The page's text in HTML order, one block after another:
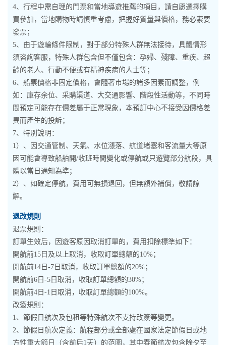
4、行程中需自理的門票和當地導遊推薦的項目，請自愿選擇購
買參加，當地購物時請慎重考慮，把握好質量與價格，務必索要
發票；
5、由于遊輪條件限制，對于部分特殊人群無法接待，具體情形
須咨詢客服，特殊人群包含但不僅包含：孕婦、殘障、重疾、超
齡的老人、行動不便或有精神疾病的人士等；
6、船票價格非固定價格，會隨著市場的諸多因素而調整，例
如：庫存余位、采購渠道、大交通影響、階段性活動等，不同時
間預定可能存在價差屬于正常現象，本預訂中心不接受因價格差
異而產生的投訴；
7、特別說明：
1）、因交通管制、天氣、水位漲落、航道堵塞和客流量大等原
因可能會導致船舶開/收班時間變化或停航或只遊覽部分航段，具
體以當日通知為準；
2）、如確定停航，費用可無損退回，但無額外補償，敬請諒
解。
退改規則
退票規則：
訂單生效后，因遊客原因取消訂單的，費用扣除標準如下：
開航前15日及以上取消，收取訂單總額的10%；
開航前14日-7日取消，收取訂單總額的20%；
開航前6日-5日取消，收取訂單總額的30%；
開航前4日-1日取消，收取訂單總額的100%。
改簽規則：
1、節假日航次及包租等特殊航次不支持改簽等變更。
2、節假日航次定義：航程部分或全部處在國家法定節假日或地
方性重大節日（含前后1天）的范圍，其中春節航次包含除夕至